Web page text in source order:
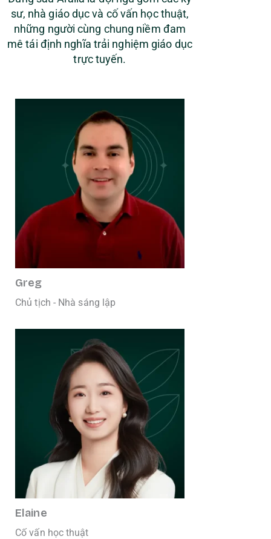
sư, nhà giáo dục và cố vấn học thuật,
những người cùng chung niềm đam
mê tái định nghĩa trải nghiệm giáo dục
trực tuyến.
Greg
Chủ tịch - Nhà sáng lập
Elaine
Cố vấn học thuật